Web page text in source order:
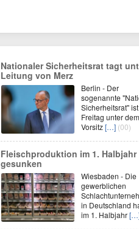
Nationaler Sicherheitsrat tagt
Leitung von Merz
Berlin - Der
sogenannte
Sicherheitsrat"
Freitag unter dem
Vorsitz[…] (00)
Fleischproduktion im 1. Halbjahr
gesunken
Wiesbaden - Die
gewerblichen
in Deutschland
im 1. Halbjahr